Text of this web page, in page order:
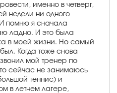
именно в четверг,
недели ни одного
помню я сначала
ладно. И это была
в моей жизни. Но самый
Когда тоже снова
мой тренер по
сейчас не занимаюсь
теннис) и
в летнем лагере,